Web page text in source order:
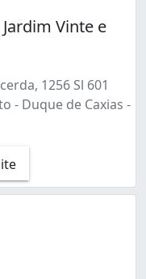
Vinte e
1256 Sl 601
- Duque de Caxias -